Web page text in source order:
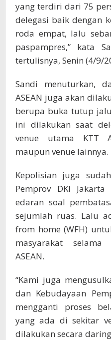
yang terdiri dari 75
delegasi baik dengan
roda empat, lalu
paspampres,” kata
tertulisnya, Senin (4/9/
Sandi menuturkan,
ASEAN juga akan
berupa buka tutup
ini dilakukan saat
venue utama KTT
maupun venue lainnya.
Kepolisian juga
Pemprov DKI
edaran soal
sejumlah ruas. Lalu
from home (WFH)
masyarakat selama
ASEAN.
“Kami juga
dan Kebudayaan
mengganti proses
yang ada di sekitar
dilakukan secara